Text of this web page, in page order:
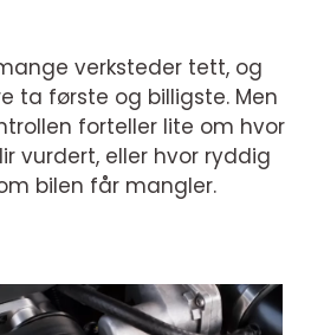
verksteder tett, og
ta første og billigste. Men
forteller lite om hvor
vurdert, eller hvor ryddig
bilen får mangler.